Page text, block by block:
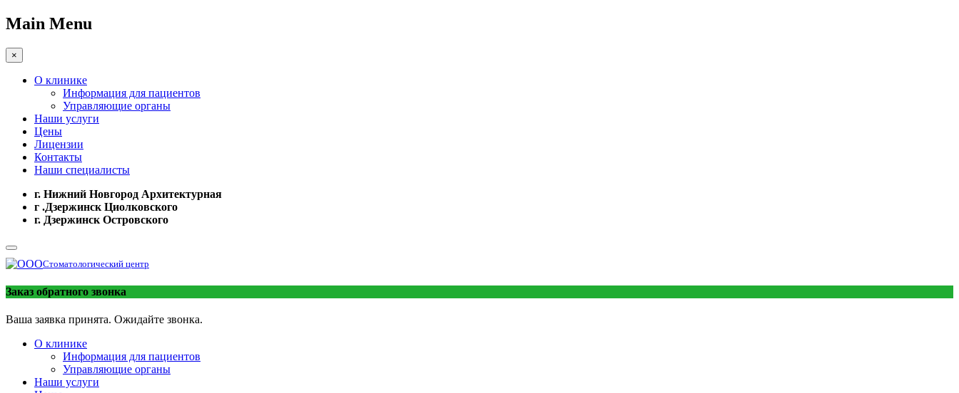
Main Menu
×
О клинике
Информация для пациентов
Управляющие органы
Наши услуги
Цены
Лицензии
Контакты
Наши специалисты
г. Нижний Новгород Архитектурная
г .Дзержинск Циолковского
г. Дзержинск Островского
Стоматологический центр
Заказ обратного звонка
Ваша заявка принята. Ожидайте звонка.
О клинике
Информация для пациентов
Управляющие органы
Наши услуги